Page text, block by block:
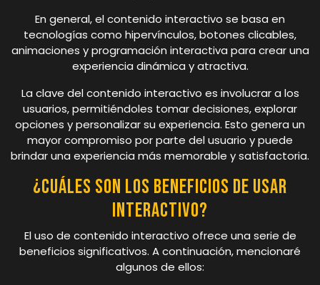
En general, el contenido interactivo se basa en
tecnologías como hipervínculos, botones clicables,
animaciones y programación interactiva para crear una
experiencia dinámica y atractiva.
La clave del contenido interactivo es involucrar a los
usuarios, permitiéndoles tomar decisiones, explorar
opciones y personalizar su experiencia. Esto genera un
mayor compromiso por parte del usuario y puede
brindar una experiencia más memorable y satisfactoria.
¿Cuáles son los beneficios de usar
interactivo?
El uso de contenido interactivo ofrece una serie de
beneficios significativos. A continuación, mencionaré
algunos de ellos: